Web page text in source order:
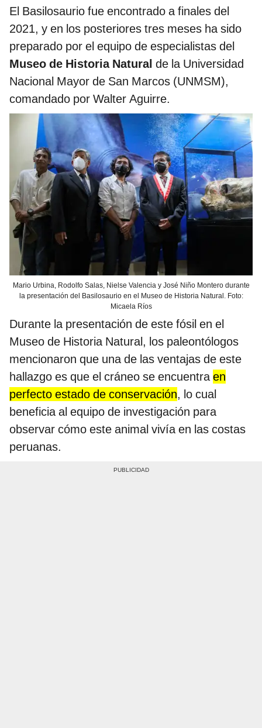
El Basilosaurio fue encontrado a finales del
2021, y en los posteriores tres meses ha sido
preparado por el equipo de especialistas del
Museo de Historia Natural de la Universidad
Nacional Mayor de San Marcos (UNMSM),
comandado por Walter Aguirre.
Mario Urbina, Rodolfo Salas, Nielse Valencia y José Niño Montero durante
la presentación del Basilosaurio en el Museo de Historia Natural. Foto:
Micaela Ríos
Durante la presentación de este fósil en el
Museo de Historia Natural, los paleontólogos
mencionaron que una de las ventajas de este
hallazgo es que el cráneo se encuentraen
perfecto estado de conservación, lo cual
beneficia al equipo de investigación para
observar cómo este animal vivía en las costas
peruanas.